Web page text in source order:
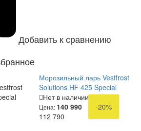
Добавить к сравнению
Морозильный ларь Vestfrost
Solutions HF 425 Special
Нет в наличии
Цена: 140 990
-20%
112 790